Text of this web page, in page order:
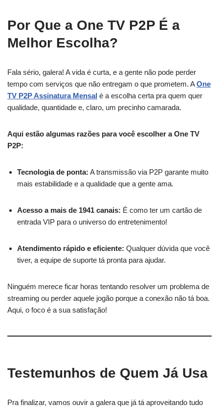
Por Que a One TV P2P É a
Melhor Escolha?
Fala sério, galera! A vida é curta, e a gente não pode perder
tempo com serviços que não entregam o que prometem. AOne
TV P2P Assinatura Mensal é a escolha certa pra quem quer
qualidade, quantidade e, claro, um precinho camarada.
Aqui estão algumas razões para você escolher a One TV
P2P:
Tecnologia de ponta: A transmissão via P2P garante muito
mais estabilidade e a qualidade que a gente ama.
Acesso a mais de 1941 canais: É como ter um cartão de
entrada VIP para o universo do entretenimento!
Atendimento rápido e eficiente: Qualquer dúvida que você
tiver, a equipe de suporte tá pronta para ajudar.
Ninguém merece ficar horas tentando resolver um problema de
streaming ou perder aquele jogão porque a conexão não tá boa.
Aqui, o foco é a sua satisfação!
Testemunhos de Quem Já Usa
Pra finalizar, vamos ouvir a galera que já tá aproveitando tudo